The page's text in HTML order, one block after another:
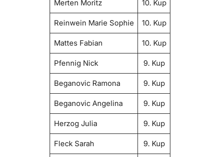
Merten Moritz 10. Kup
Reinwein Marie Sophie 10. Kup
Mattes Fabian 10. Kup
Pfennig Nick 9. Kup
Beganovic Ramona 9. Kup
Beganovic Angelina 9. Kup
Herzog Julia 9. Kup
Fleck Sarah 9. Kup